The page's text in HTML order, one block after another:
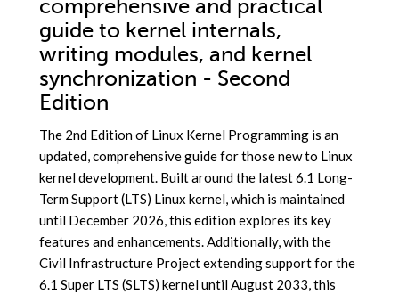
comprehensive and practical
guide to kernel internals,
writing modules, and kernel
synchronization - Second
Edition
The 2nd Edition of Linux Kernel Programming is an
updated, comprehensive guide for those new to Linux
kernel development. Built around the latest 6.1 Long-
Term Support (LTS) Linux kernel, which is maintained
until December 2026, this edition explores its key
features and enhancements. Additionally, with the
Civil Infrastructure Project extending support for the
6.1 Super LTS (SLTS) kernel until August 2033, this